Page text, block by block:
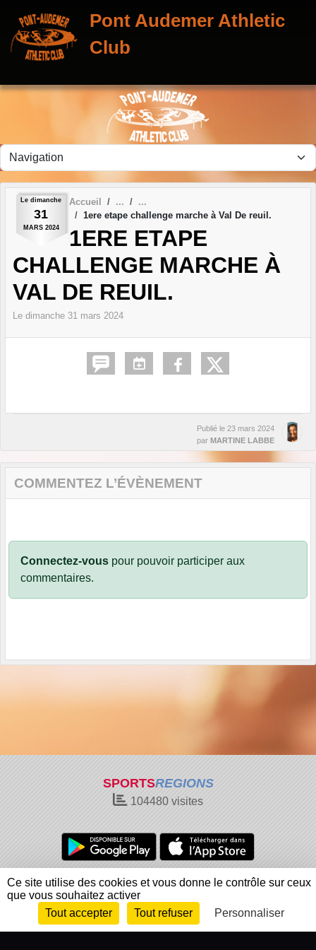
Pont Audemer Athletic
Club
Le dimanche
31
MARS 2024
Accueil
1ere etape challenge marche à Val De reuil.
1ERE ETAPE
CHALLENGE MARCHE À
VAL DE REUIL.
Le dimanche 31 mars 2024
Publié le 23 mars 2024
par MARTINE LABBE
COMMENTEZ L’ÉVÈNEMENT
Connectez-vous pour pouvoir participer aux
commentaires.
SPORTSREGIONS
104480 visites
Charte cookies
Gestion des cookies
Informations légales
Signaler un contenu inapproprié
Envie de participer ?
Connexion
Ce site utilise des cookies et vous donne le contrôle sur ceux
que vous souhaitez activer
Tout accepter
Tout refuser Personnaliser